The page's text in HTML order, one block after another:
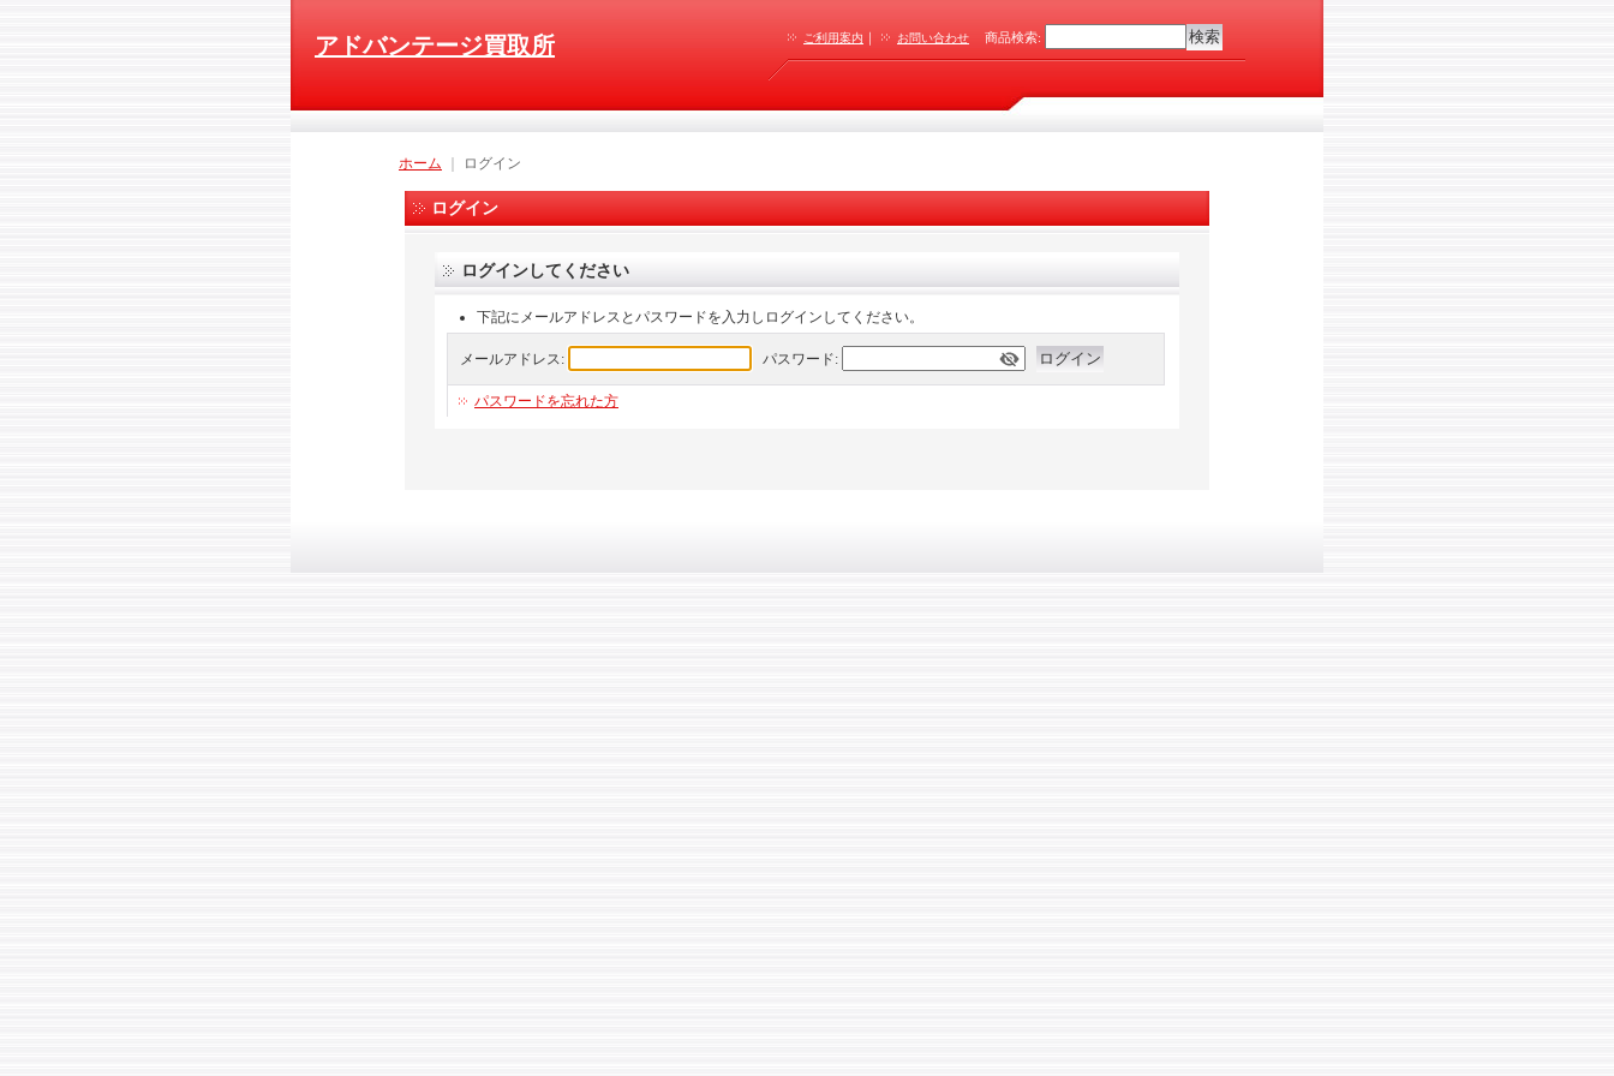
アドバンテージ買取所 ご利用案内 ｜ お問い合わせ 商品検索:
ホーム ログイン
ログイン
ログインしてください
下記にメールアドレスとパスワードを入力しログインしてください。
メールアドレス: パスワード:
パスワードを忘れた方